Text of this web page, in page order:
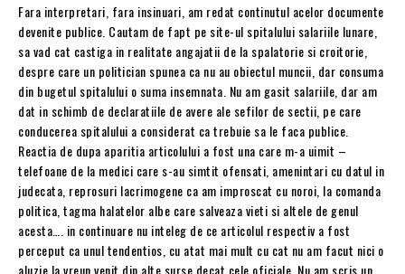
Fara interpretari, fara insinuari, am redat continutul acelor documente
devenite publice. Cautam de fapt pe site-ul spitalului salariile lunare,
sa vad cat castiga in realitate angajatii de la spalatorie si croitorie,
despre care un politician spunea ca nu au obiectul muncii, dar consuma
din bugetul spitalului o suma insemnata. Nu am gasit salariile, dar am
dat in schimb de declaratiile de avere ale sefilor de sectii, pe care
conducerea spitalului a considerat ca trebuie sa le faca publice.
Reactia de dupa aparitia articolului a fost una care m-a uimit –
telefoane de la medici care s-au simtit ofensati, amenintari cu datul in
judecata, reprosuri lacrimogene ca am improscat cu noroi, la comanda
politica, tagma halatelor albe care salveaza vieti si altele de genul
acesta…. in continuare nu inteleg de ce articolul respectiv a fost
perceput ca unul tendentios, cu atat mai mult cu cat nu am facut nici o
aluzie la vreun venit din alte surse decat cele oficiale. Nu am scris un